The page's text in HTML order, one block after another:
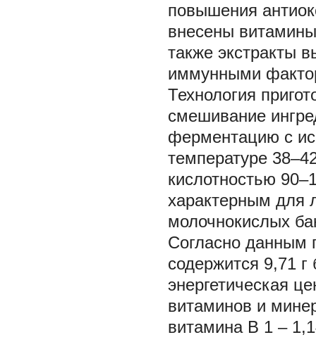
повышения
внесены
также экстракты
иммунными
Технология
смешивание
ферментацию с
температуре
кислотностью
характерным для
молочнокислых
Согласно данным
содержится 9,71 г
энергетическая
витаминов и
витамина В 1 –